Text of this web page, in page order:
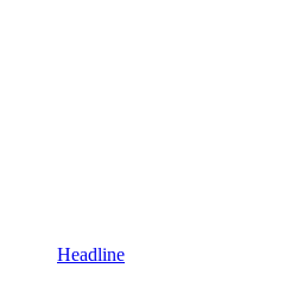
Headline